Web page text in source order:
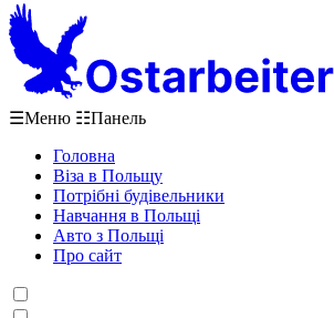
☰Меню ☷Панель
Головна
Віза в Польщу
Потрібні будівельники
Навчання в Польщі
Авто з Польщі
Про сайт